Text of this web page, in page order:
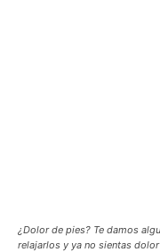
¿Dolor de pies? Te damos
relajarlos y ya no sientas